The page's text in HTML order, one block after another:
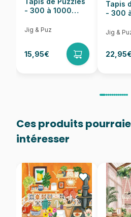
- 300 à 1000
Jig & Puz
15,95€
Tapis
- 300
Jig &
22,95€
Ces produits
intéresser